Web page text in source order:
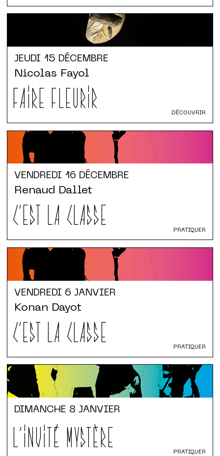
JEUDI 15 DÉCEMBRE
FAIRE FLEURIR
Nicolas Fayol
DÉCOUVRIR
VENDREDI 16 DÉCEMBRE
C'EST LA CLASSE
Renaud Dallet
PRATIQUER
VENDREDI 6 JANVIER
C'EST LA CLASSE
Konan Dayot
PRATIQUER
DIMANCHE 8 JANVIER
L'INVITÉ MYSTÈRE PRATIQUER